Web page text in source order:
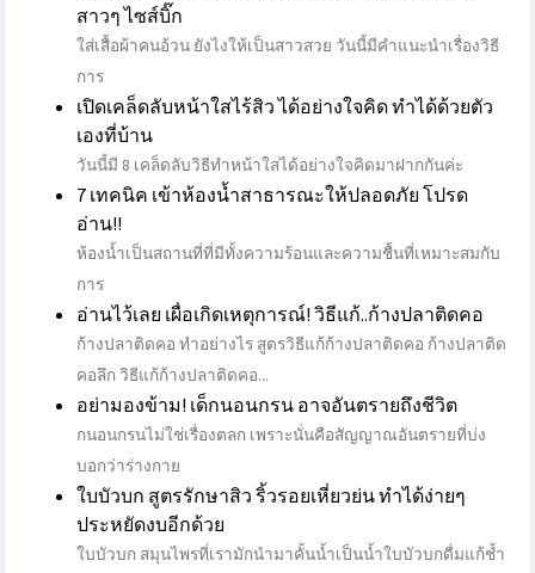
สาวๆ ไซส์บิ๊ก
ใส่เสื้อผ้าคนอ้วน ยังไงให้เป็นสาวสวย วันนี้มีคำแนะนำเรื่องวิธี
การ
เปิดเคล็ดลับหน้าใสไร้สิว ได้อย่างใจคิด ทำได้ด้วยตัว
เองที่บ้าน
วันนี้มี 8 เคล็ดลับวิธีทำหน้าใสได้อย่างใจคิดมาฝากกันค่ะ
7 เทคนิค เข้าห้องน้ำสาธารณะให้ปลอดภัย โปรด
อ่าน!!
ห้องน้ำเป็นสถานที่ที่มีทั้งความร้อนและความชื้นที่เหมาะสมกับ
การ
อ่านไว้เลย เผื่อเกิดเหตุการณ์! วิธีแก้..ก้างปลาติดคอ
ก้างปลาติดคอ ทําอย่างไร สูตรวิธีแก้ก้างปลาติดคอ ก้างปลาติด
คอลึก วิธีแก้ก้างปลาติดคอ...
อย่ามองข้าม! เด็กนอนกรน อาจอันตรายถึงชีวิต
กนอนกรนไม่ใช่เรื่องตลก เพราะนั่นคือสัญญาณอันตรายที่บ่ง
บอกว่าร่างกาย
ใบบัวบก สูตรรักษาสิว ริ้วรอยเหี่ยวย่น ทำได้ง่ายๆ
ประหยัดงบอีกด้วย
ใบบัวบก สมุนไพรที่เรามักนำมาคั้นน้ำเป็นน้ำใบบัวบกดื่มแก้ช้ำ